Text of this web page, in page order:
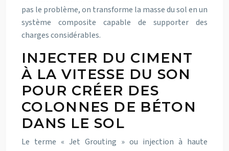
pas le problème, on transforme la masse du sol en un
système composite capable de supporter des
charges considérables.
INJECTER DU CIMENT
À LA VITESSE DU SON
POUR CRÉER DES
COLONNES DE BÉTON
DANS LE SOL
Le terme « Jet Grouting » ou injection à haute